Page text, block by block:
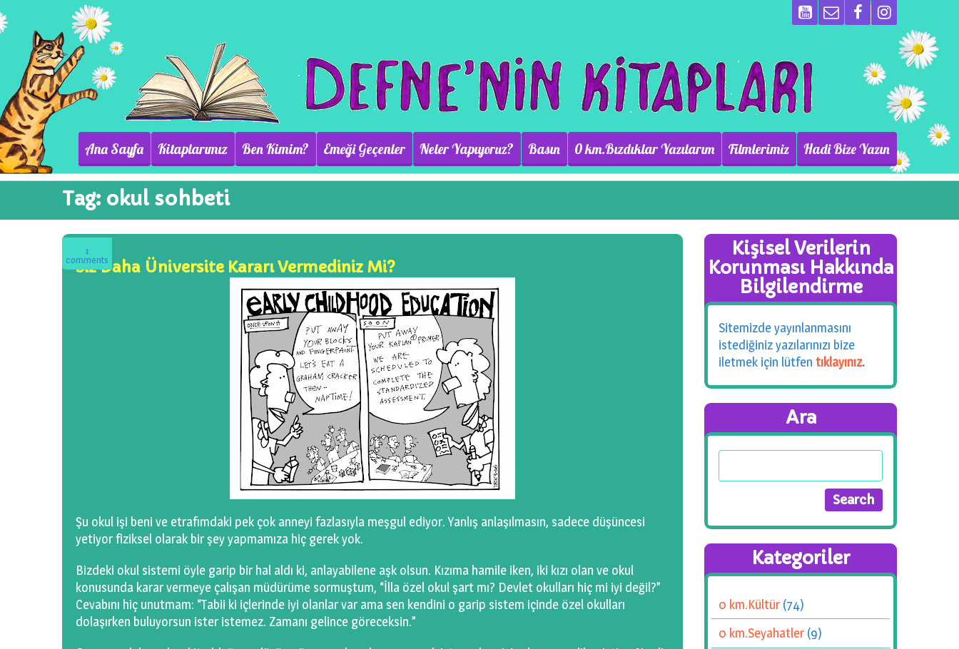
Ana Sayfa Kitaplarımız Ben Kimim? Emeği Geçenler Neler Yapıyoruz? Basın 0 km.Bızdıklar Yazılarım Filmlerimiz Hadi Bize Yazın
Tag: okul sohbeti
1
comments
Siz Daha Üniversite Kararı Vermediniz Mi?
Şu okul işi beni ve etrafımdaki pek çok anneyi fazlasıyla meşgul ediyor. Yanlış anlaşılmasın, sadece düşüncesi
yetiyor fiziksel olarak bir şey yapmamıza hiç gerek yok.
Bizdeki okul sistemi öyle garip bir hal aldı ki, anlayabilene aşk olsun. Kızıma hamile iken, iki kızı olan ve okul
konusunda karar vermeye çalışan müdürüme sormuştum, “İlla özel okul şart mı? Devlet okulları hiç mi iyi değil?”
Cevabını hiç unutmam: “Tabii ki içlerinde iyi olanlar var ama sen kendini o garip sistem içinde özel okulları
dolaşırken buluyorsun ister istemez. Zamanı gelince göreceksin.”
Kişisel Verilerin
Korunması Hakkında
Bilgilendirme
Sitemizde yayınlanmasını
istediğiniz yazılarınızı bize
iletmek için lütfen tıklayınız.
Ara
Kategoriler
0 km.Kültür(74)
0 km.Seyahatler(9)